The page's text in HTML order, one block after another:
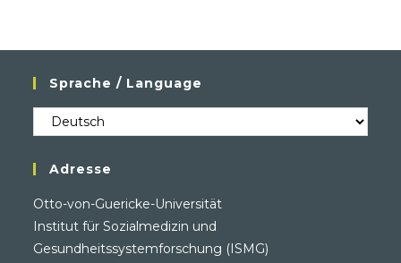
Sprache / Language
Sprache
/
Language
Adresse
Otto-von-Guericke-Universität
Institut für Sozialmedizin und
Gesundheitssystemforschung (ISMG)